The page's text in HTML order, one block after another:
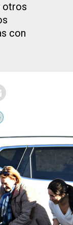
otros
con